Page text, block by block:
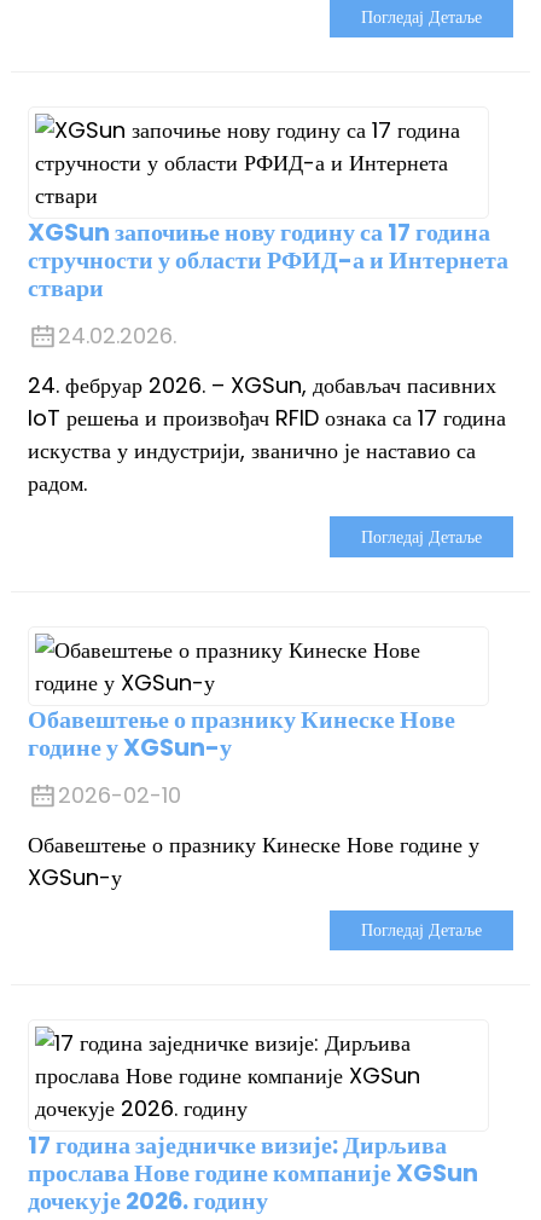
Погледај Детаље
XGSun започиње нову годину са 17 година
стручности у области РФИД-а и Интернета
ствари
24.02.2026.
24. фебруар 2026. – XGSun, добављач пасивних
IoT решења и произвођач RFID ознака са 17 година
искуства у индустрији, званично је наставио са
радом.
Погледај Детаље
Обавештење о празнику Кинеске Нове
године у XGSun-у
2026-02-10
Обавештење о празнику Кинеске Нове године у
XGSun-у
Погледај Детаље
17 година заједничке визије: Дирљива
прослава Нове године компаније XGSun
дочекује 2026. годину